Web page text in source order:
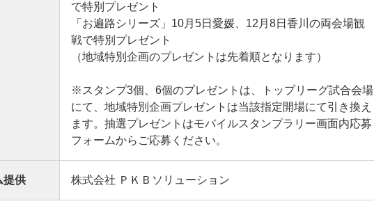
で特別プレゼント
「お遍路シリーズ」10月5日愛媛、12月8日香川の両会場観
戦で特別プレゼント
（地域特別企画のプレゼントは先着順となります）
※スタンプ3個、6個のプレゼントは、トップリーグ試合会場
にて、地域特別企画プレゼントは当該指定開場にて引き換え
ます。抽選プレゼントはモバイルスタンプラリー画面内応募
フォームからご応募ください。
提供 株式会社 ＰＫＢソリューション